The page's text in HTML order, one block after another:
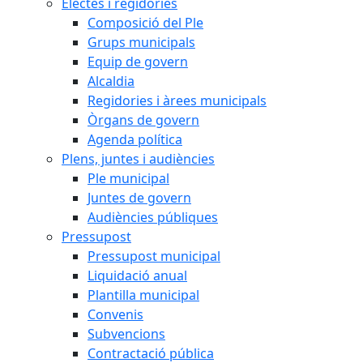
Composició del Ple
Grups municipals
Equip de govern
Alcaldia
Regidories i àrees municipals
Òrgans de govern
Agenda política
Plens, juntes i audiències
Ple municipal
Juntes de govern
Audiències públiques
Pressupost
Pressupost municipal
Liquidació anual
Plantilla municipal
Convenis
Subvencions
Contractació pública